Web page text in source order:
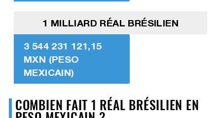
1 MILLIARD RÉAL BRÉSILIEN
3 544 231 121,15
MXN (PESO
MEXICAIN)
COMBIEN FAIT 1 RÉAL BRÉSILIEN EN